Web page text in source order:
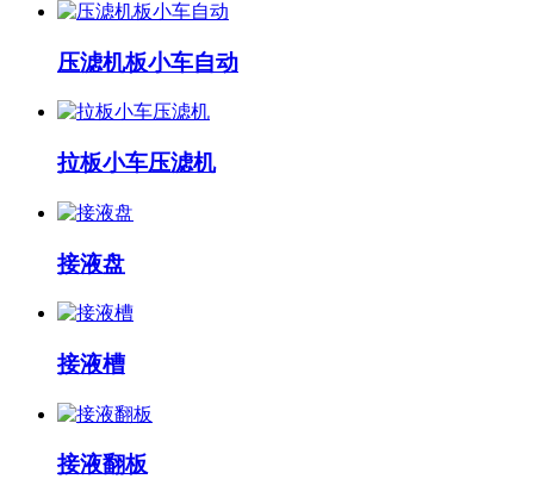
压滤机板小车自动
拉板小车压滤机
接液盘
接液槽
接液翻板